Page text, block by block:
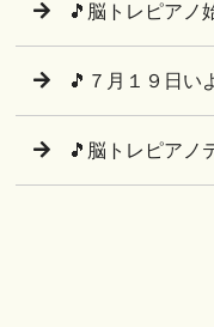
🎵脳トレピアノ
🎵７月１９日い
🎵脳トレピアノ